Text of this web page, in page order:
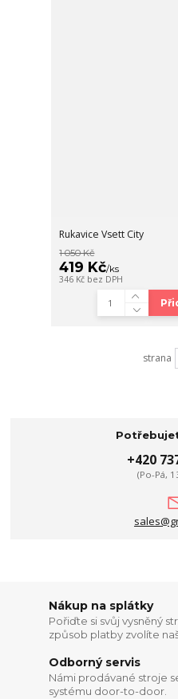
Rukavice Vsett City
1 050 Kč
419 Kč/ks
346 Kč bez DPH
strana
+420
(Po-Pá,
Nákup na splátky
Pořiďte si svůj vysněný
způsob platby zvolíte
Odborný servis
Námi prodávané stroje
systému door-to-door.